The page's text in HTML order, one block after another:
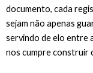
documento, cada
sejam não apenas
servindo de elo entre
nos cumpre construir